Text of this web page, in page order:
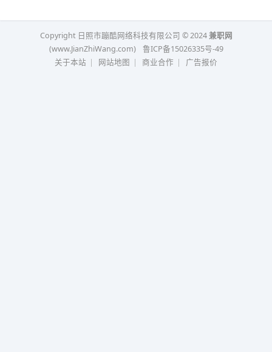
Copyright 日照市蹦酷网络科技有限公司 © 2024兼职网
(www.JianZhiWang.com)
鲁ICP备15026335号-49
关于本站 | 网站地图 | 商业合作 | 广告报价